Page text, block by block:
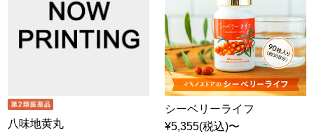
八味地黄丸
シーベリーライフ
¥5,355(税込)〜